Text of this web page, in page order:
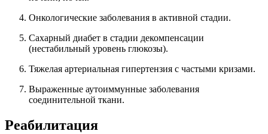
Онкологические заболевания в активной стадии.
Сахарный диабет в стадии декомпенсации
(нестабильный уровень глюкозы).
Тяжелая артериальная гипертензия с частыми кризами.
Выраженные аутоиммунные заболевания
соединительной ткани.
Реабилитация